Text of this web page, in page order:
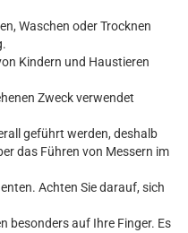
Waschen oder Trocknen
Kindern und Haustieren
Zweck verwendet
geführt werden, deshalb
das Führen von Messern im
Achten Sie darauf, sich
besonders auf Ihre Finger. Es